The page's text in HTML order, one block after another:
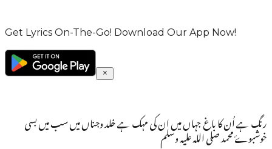
Get Lyrics On-The-Go! Download Our App Now!
رنگ ہے اُن کا باغ جہاں میں ان کی مہک ہے خلد وجناں میں سب میں بسی
خوشبوۓ محمد صلی اللہ علیہ وسلم